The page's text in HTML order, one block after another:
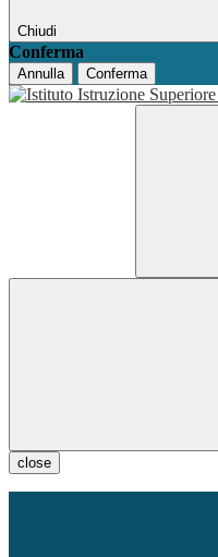
Chiudi
Conferma
Annulla Conferma
close